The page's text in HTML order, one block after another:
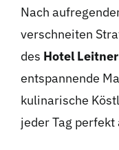
Nach
verschneiten
des Hotel Leitner
entspannende
kulinarische
jeder Tag